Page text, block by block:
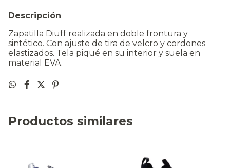
Descripción
Zapatilla Diuff realizada en doble frontura y
sintético. Con ajuste de tira de velcro y cordones
elastizados. Tela piqué en su interior y suela en
material EVA.
Productos similares